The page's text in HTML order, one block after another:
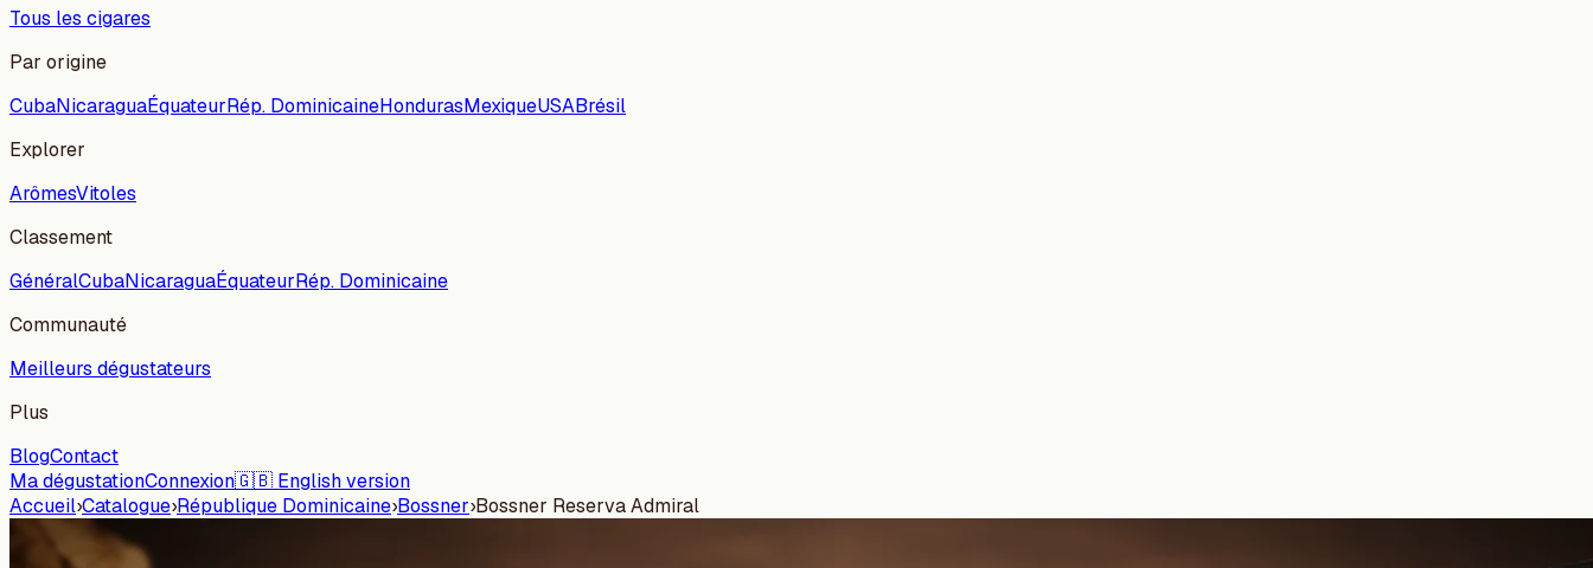
Tous les cigares
Par origine
CubaNicaraguaÉquateurRép. DominicaineHondurasMexiqueUSABrésil
Explorer
ArômesVitoles
Classement
GénéralCubaNicaraguaÉquateurRép. Dominicaine
Communauté
Meilleurs dégustateurs
Plus
BlogContact
Ma dégustationConnexion🇬🇧 English version
Accueil›Catalogue›République Dominicaine›Bossner›Bossner Reserva Admiral